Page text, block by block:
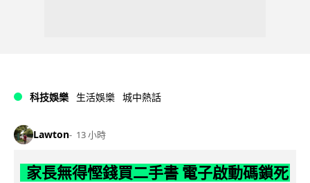
科技娛樂 生活娛樂 城中熱話
Lawton 13 小時
家長無得慳錢買二手書 電子啟動碼鎖死